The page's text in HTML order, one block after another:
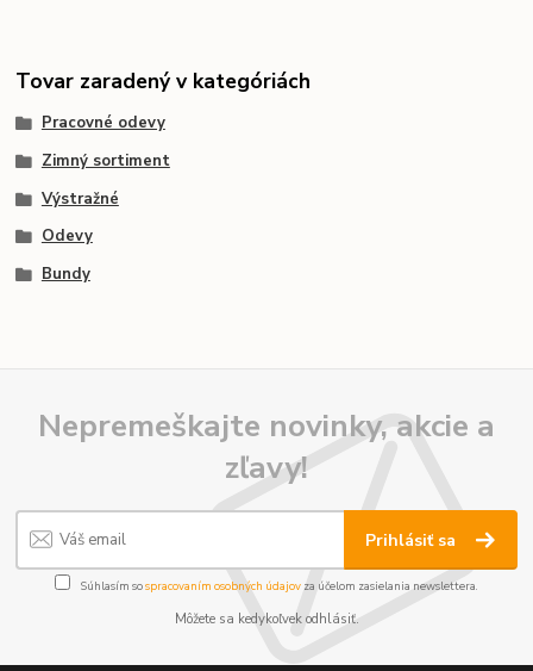
Tovar zaradený v kategóriách
Pracovné odevy
Zimný sortiment
Výstražné
Odevy
Bundy
Nepremeškajte novinky, akcie a
zľavy!
Prihlásiť sa
Súhlasím sospracovaním osobných údajov za účelom zasielania newslettera.
Môžete sa kedykoľvek odhlásiť.